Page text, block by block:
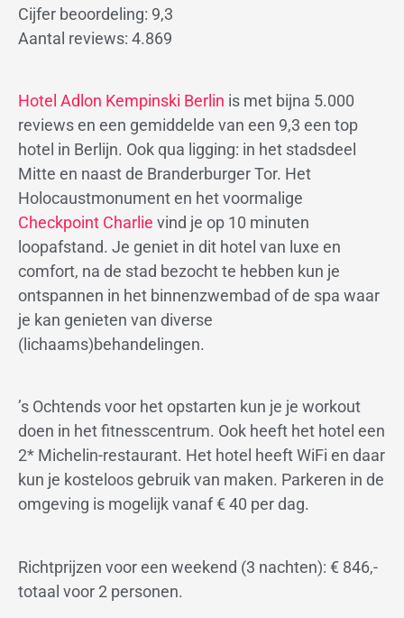
Cijfer beoordeling: 9,3
Aantal reviews: 4.869
Hotel Adlon Kempinski Berlin is met bijna 5.000
reviews en een gemiddelde van een 9,3 een top
hotel in Berlijn. Ook qua ligging: in het stadsdeel
Mitte en naast de Branderburger Tor. Het
Holocaustmonument en het voormalige
Checkpoint Charlie vind je op 10 minuten
loopafstand. Je geniet in dit hotel van luxe en
comfort, na de stad bezocht te hebben kun je
ontspannen in het binnenzwembad of de spa waar
je kan genieten van diverse
(lichaams)behandelingen.
’s Ochtends voor het opstarten kun je je workout
doen in het fitnesscentrum. Ook heeft het hotel een
2* Michelin-restaurant. Het hotel heeft WiFi en daar
kun je kosteloos gebruik van maken. Parkeren in de
omgeving is mogelijk vanaf € 40 per dag.
Richtprijzen voor een weekend (3 nachten): € 846,-
totaal voor 2 personen.